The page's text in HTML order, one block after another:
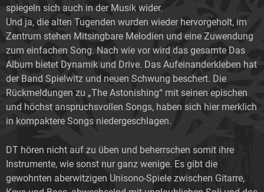
spiegeln sich auch in der Musik wider.
Und ja, die alten Tugenden wurden wieder hervorgeholt, im
Zentrum stehen Mitsingbare Melodien und eine Zuwendung
zum einfachen Song. Nach wie vor wird das gesamte Das
Album bietet Dynamik und Drive. Das Aufeinanderkleben hat
der Band Spielwitz und neuen Schwung beschert. Die
Rückmeldungen zu „The Astonishing“ mit seinen epischen
und höchst anspruchsvollen Songs, haben sich hier merklich
in kompaktere Songs niedergeschlagen.
DT hören nicht auf zu üben und beherrschen somit ihre
Instrumente, wie sonst nur ganz wenige. Es gibt die
gewohnten aberwitzigen Unisono-Spiele zwischen Gitarre,